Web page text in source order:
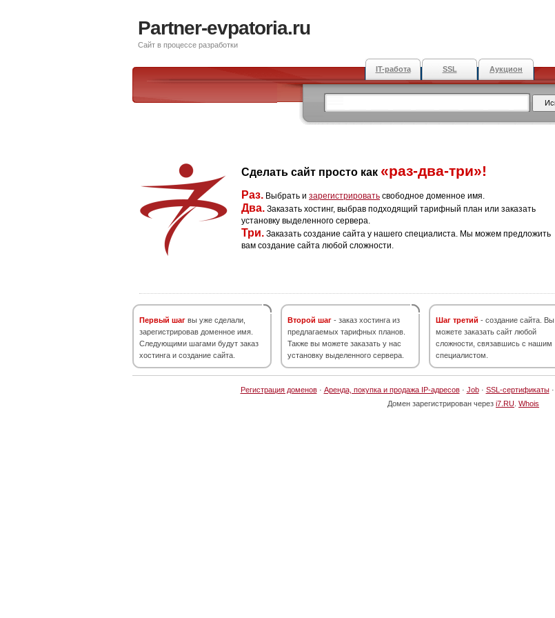
Partner-evpatoria.ru
Сайт в процессе разработки
IT-работа SSL Аукцион
Сделать сайт просто как «раз-два-три»!
Раз. Выбрать и зарегистрировать свободное доменное имя.
Два. Заказать хостинг, выбрав подходящий тарифный план или заказать
установку выделенного сервера.
Три. Заказать создание сайта у нашего специалиста. Мы можем предложить
вам создание сайта любой сложности.
Первый шаг вы уже сделали,
зарегистрировав доменное имя.
Следующими шагами будут заказ
хостинга и создание сайта.
Второй шаг - заказ хостинга из
предлагаемых тарифных планов.
Также вы можете заказать у нас
установку выделенного сервера.
Шаг третий - создание сайта. Вы
можете заказать сайт любой
сложности, связавшись с нашим
специалистом.
Регистрация доменов· Аренда, покупка и продажа IP-адресов· Job· SSL-сертификаты·
Домен зарегистрирован через i7.RU Whois